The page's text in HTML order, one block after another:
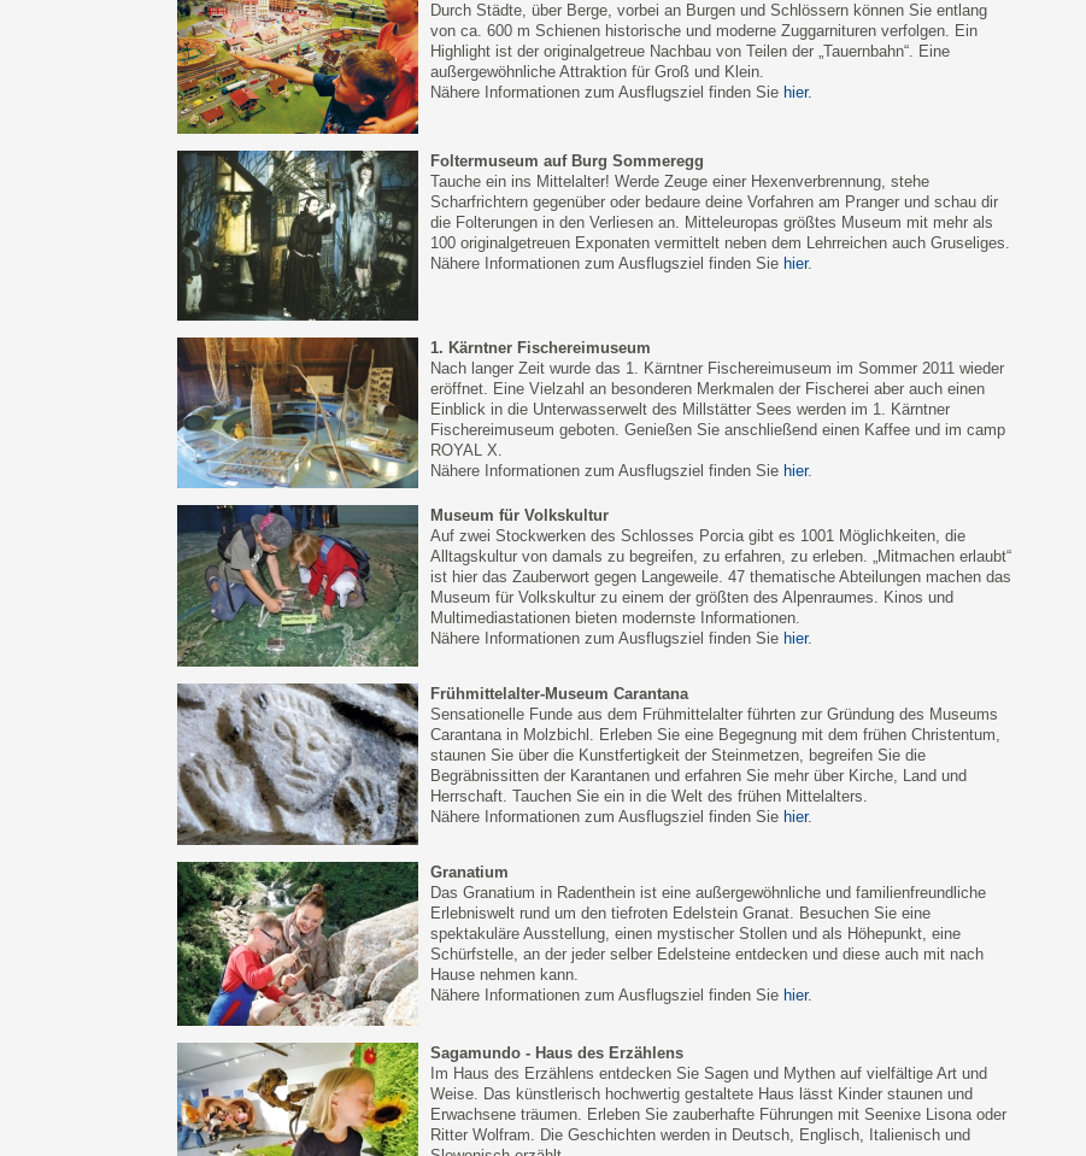
Durch Städte, über Berge, vorbei an Burgen und Schlössern können Sie entlang
von ca. 600 m Schienen historische und moderne Zuggarnituren verfolgen. Ein
Highlight ist der originalgetreue Nachbau von Teilen der „Tauernbahn“. Eine
außergewöhnliche Attraktion für Groß und Klein.
Nähere Informationen zum Ausflugsziel finden Sie hier.
Foltermuseum auf Burg Sommeregg
Tauche ein ins Mittelalter! Werde Zeuge einer Hexenverbrennung, stehe
Scharfrichtern gegenüber oder bedaure deine Vorfahren am Pranger und schau dir
die Folterungen in den Verliesen an. Mitteleuropas größtes Museum mit mehr als
100 originalgetreuen Exponaten vermittelt neben dem Lehrreichen auch Gruseliges.
Nähere Informationen zum Ausflugsziel finden Sie hier.
1. Kärntner Fischereimuseum
Nach langer Zeit wurde das 1. Kärntner Fischereimuseum im Sommer 2011 wieder
eröffnet. Eine Vielzahl an besonderen Merkmalen der Fischerei aber auch einen
Einblick in die Unterwasserwelt des Millstätter Sees werden im 1. Kärntner
Fischereimuseum geboten. Genießen Sie anschließend einen Kaffee und im camp
ROYAL X.
Nähere Informationen zum Ausflugsziel finden Sie hier.
Museum für Volkskultur
Auf zwei Stockwerken des Schlosses Porcia gibt es 1001 Möglichkeiten, die
Alltagskultur von damals zu begreifen, zu erfahren, zu erleben. „Mitmachen erlaubt“
ist hier das Zauberwort gegen Langeweile. 47 thematische Abteilungen machen das
Museum für Volkskultur zu einem der größten des Alpenraumes. Kinos und
Multimediastationen bieten modernste Informationen.
Nähere Informationen zum Ausflugsziel finden Sie hier.
Frühmittelalter-Museum Carantana
Sensationelle Funde aus dem Frühmittelalter führten zur Gründung des Museums
Carantana in Molzbichl. Erleben Sie eine Begegnung mit dem frühen Christentum,
staunen Sie über die Kunstfertigkeit der Steinmetzen, begreifen Sie die
Begräbnissitten der Karantanen und erfahren Sie mehr über Kirche, Land und
Herrschaft. Tauchen Sie ein in die Welt des frühen Mittelalters.
Nähere Informationen zum Ausflugsziel finden Sie hier.
Granatium
Das Granatium in Radenthein ist eine außergewöhnliche und familienfreundliche
Erlebniswelt rund um den tiefroten Edelstein Granat. Besuchen Sie eine
spektakuläre Ausstellung, einen mystischer Stollen und als Höhepunkt, eine
Schürfstelle, an der jeder selber Edelsteine entdecken und diese auch mit nach
Hause nehmen kann.
Nähere Informationen zum Ausflugsziel finden Sie hier.
Sagamundo - Haus des Erzählens
Im Haus des Erzählens entdecken Sie Sagen und Mythen auf vielfältige Art und
Weise. Das künstlerisch hochwertig gestaltete Haus lässt Kinder staunen und
Erwachsene träumen. Erleben Sie zauberhafte Führungen mit Seenixe Lisona oder
Ritter Wolfram. Die Geschichten werden in Deutsch, Englisch, Italienisch und